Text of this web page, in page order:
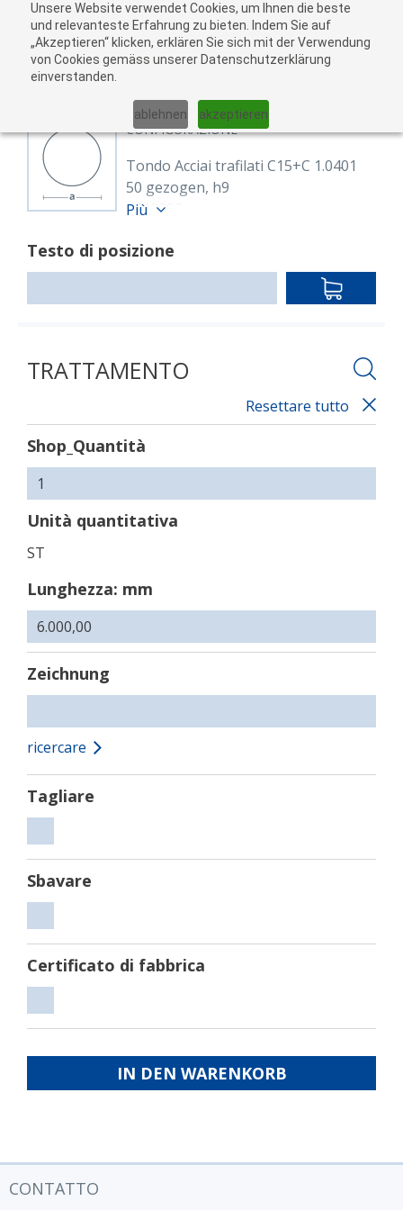
Unsere Website verwendet Cookies, um Ihnen die beste
und relevanteste Erfahrung zu bieten. Indem Sie auf
„Akzeptieren“ klicken, erklären Sie sich mit der Verwendung
von Cookies gemäss unserer Datenschutzerklärung
einverstanden.
ablehnen akzeptieren
01 02
CONFIGURAZIONE
Tondo Acciai trafilati C15+C 1.0401
50 gezogen, h9
8608082
EN 10277
blank, gezogen h9
Più
Testo di posizione
IN
TRATTAMENTO
Resettare tutto
Shop_Quantità
Unità quantitativa
ST
Lunghezza: mm
Zeichnung
ricercare
Tagliare
Sbavare
Certificato di fabbrica
di
fabbrica
IN DEN WARENKORB
CONTATTO